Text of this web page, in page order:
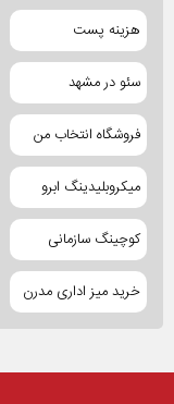
هزینه پست
سئو در مشهد
فروشگاه انتخاب من
میکروبلیدینگ ابرو
کوچینگ سازمانی
خرید میز اداری مدرن